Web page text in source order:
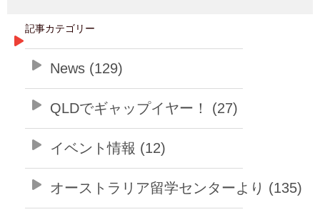
記事カテゴリー
News (129)
QLDでギャップイヤー！ (27)
イベント情報 (12)
オーストラリア留学センターより (135)